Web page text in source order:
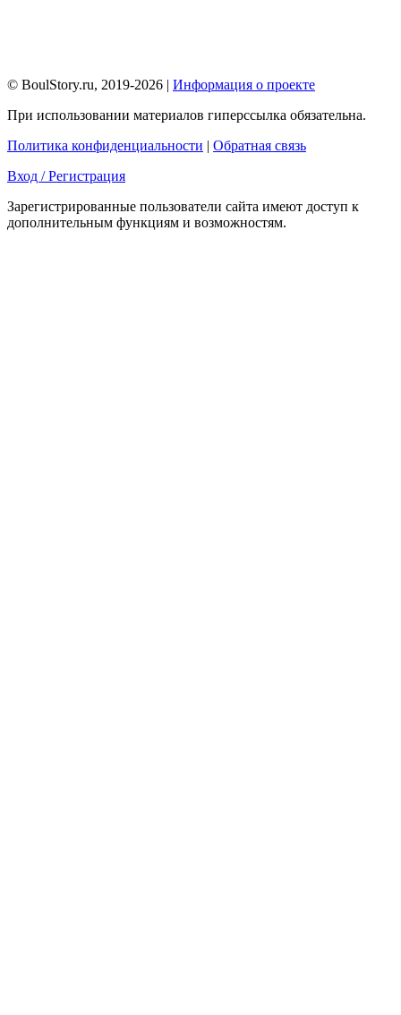
© BoulStory.ru, 2019-2026 | Информация о проекте
При использовании материалов гиперссылка обязательна.
Политика конфиденциальности | Обратная связь
Вход / Регистрация
Зарегистрированные пользователи сайта имеют доступ к
дополнительным функциям и возможностям.